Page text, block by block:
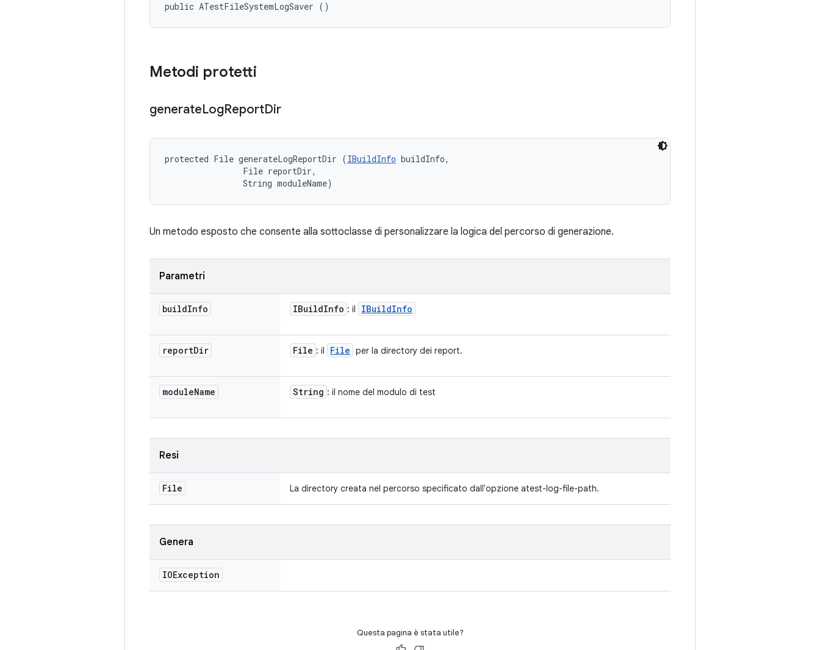
public ATestFileSystemLogSaver ()
Metodi protetti
generateLogReportDir
protected File generateLogReportDir (IBuildInfo buildInfo,
                File reportDir,
                String moduleName)
Un metodo esposto che consente alla sottoclasse di personalizzare la logica del percorso di generazione.
Parametri
buildInfo IBuildInfo : il IBuildInfo
reportDir File : il File per la directory dei report.
moduleName String : il nome del modulo di test
Resi
File La directory creata nel percorso specificato dall'opzione atest-log-file-path.
Genera
IOException
Questa pagina è stata utile?